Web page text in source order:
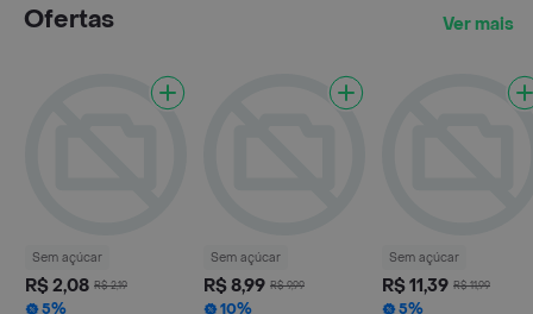
Ofertas Ver mais
Sem açúcar
R$ 2,08 R$ 2,19
5%
Sem açúcar
R$ 8,99 R$ 9,99
10%
Sem açúcar
R$ 11,39 R$ 11,99
5%